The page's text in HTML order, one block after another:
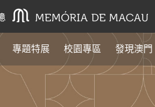
專題特展 校園專區 發現澳門